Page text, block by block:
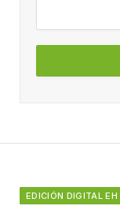
EDICIÓN DIGITAL EH